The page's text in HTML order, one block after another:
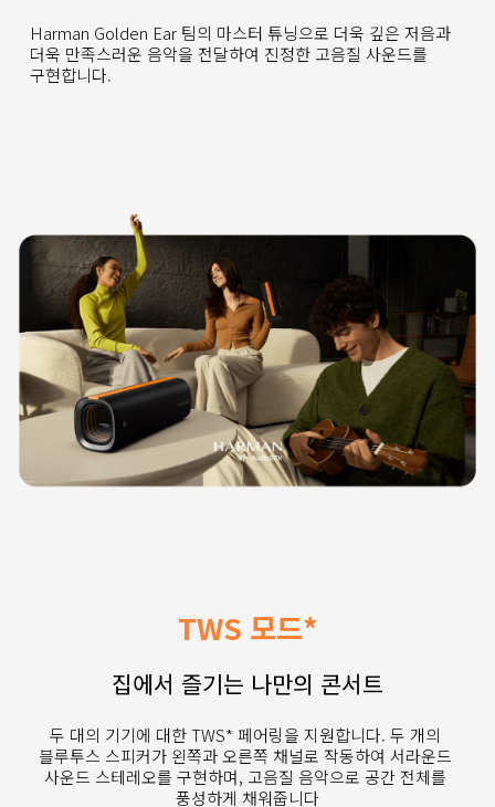
Harman Golden Ear 팀의 마스터 튜닝으로 더욱 깊은 저음과
더욱 만족스러운 음악을 전달하여 진정한 고음질 사운드를
구현합니다.
TWS 모드*
집에서 즐기는 나만의 콘서트
두 대의 기기에 대한 TWS* 페어링을 지원합니다. 두 개의
블루투스 스피커가 왼쪽과 오른쪽 채널로 작동하여 서라운드
사운드 스테레오를 구현하며, 고음질 음악으로 공간 전체를
풍성하게 채워줍니다